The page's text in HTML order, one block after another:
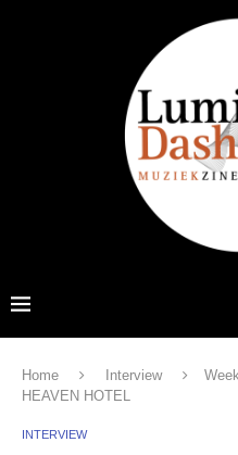
Home Interview
HEAVEN HOTEL
INTERVIEW